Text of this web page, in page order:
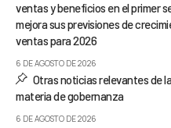
ventas y beneficios en el primer
mejora sus previsiones de
ventas para 2026
6 DE AGOSTO DE 2026
Otras noticias relevantes de
materia de gobernanza
6 DE AGOSTO DE 2026